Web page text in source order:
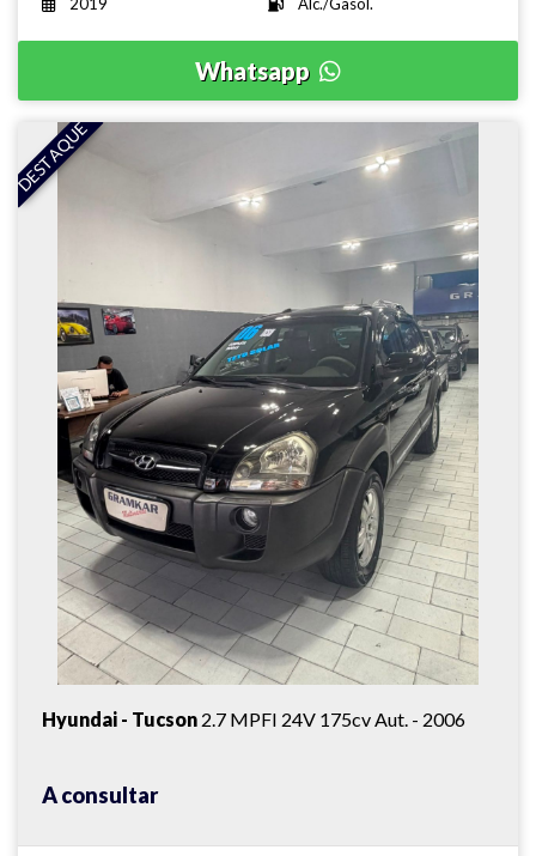
2019
Álc./Gasol.
Whatsapp
DESTAQUE
Hyundai - Tucson 2.7 MPFI 24V 175cv Aut. - 2006
A consultar